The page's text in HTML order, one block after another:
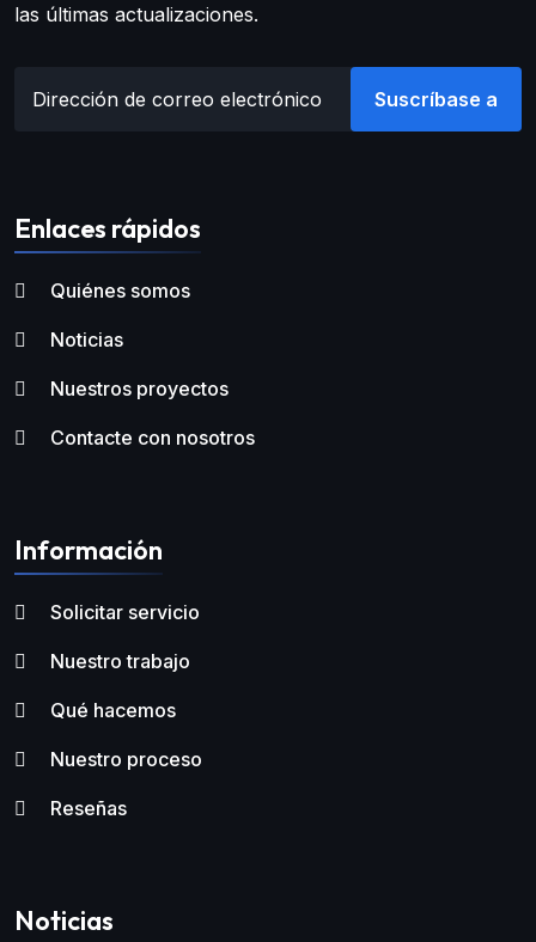
las últimas actualizaciones.
Suscríbase a
Enlaces rápidos
Quiénes somos
Noticias
Nuestros proyectos
Contacte con nosotros
Información
Solicitar servicio
Nuestro trabajo
Qué hacemos
Nuestro proceso
Reseñas
Noticias